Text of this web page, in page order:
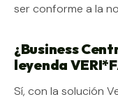
ser conforme a la
¿Business
leyenda
Sí, con la solución